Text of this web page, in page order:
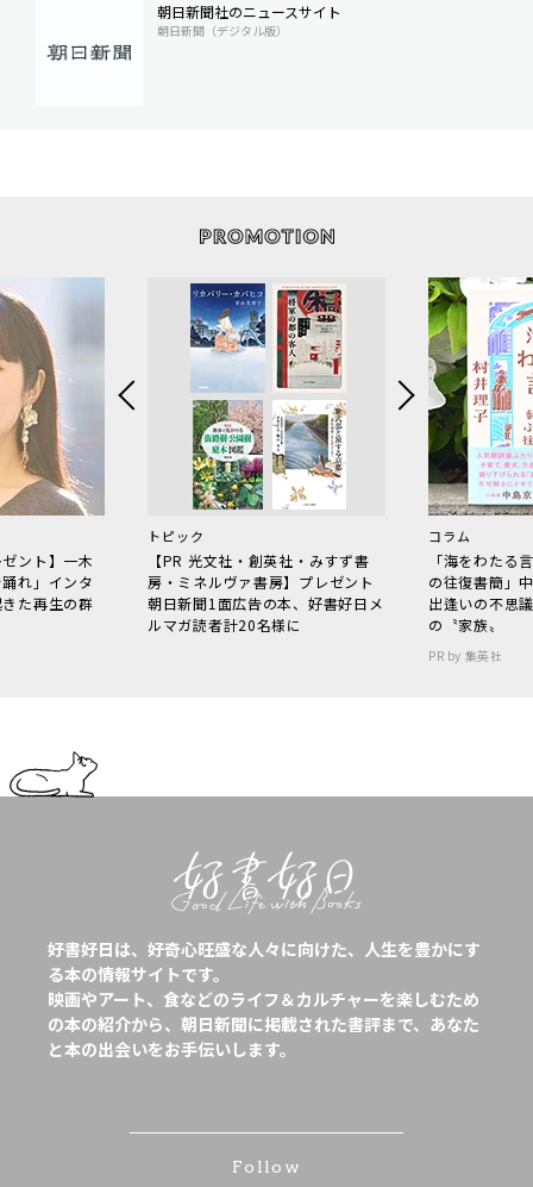
朝日新聞社のニュースサイト
朝日新聞（デジタル版）
ント】一木
れ」インタ
た再生の群
トピック
【PR 光文社・創英社・みすず書
房・ミネルヴァ書房】プレゼント
朝日新聞1面広告の本、好書好日メ
ルマガ読者計20名様に
コラム
「海をわた
の往復書簡」
出逢いの不思
の〝家族〟
PR by 集英社
好書好日は、好奇心旺盛な人々に向けた、人生を豊かにす
る本の情報サイトです。
映画やアート、食などのライフ＆カルチャーを楽しむため
の本の紹介から、朝日新聞に掲載された書評まで、あなた
と本の出会いをお手伝いします。
Follow